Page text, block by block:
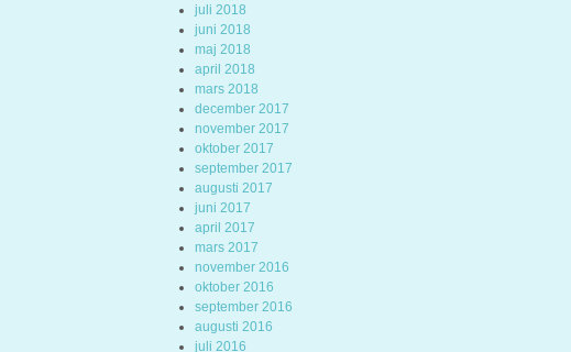
juli 2018
juni 2018
maj 2018
april 2018
mars 2018
december 2017
november 2017
oktober 2017
september 2017
augusti 2017
juni 2017
april 2017
mars 2017
november 2016
oktober 2016
september 2016
augusti 2016
juli 2016